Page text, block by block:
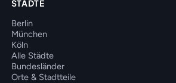
STÄDTE
Berlin
München
Köln
Alle Städte
Bundesländer
Orte & Stadtteile